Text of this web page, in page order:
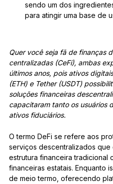
sendo um dos
para atingir uma base de
Quer você seja fã de finanças
centralizadas (CeFi), ambas
últimos anos, pois ativos
(ETH) e Tether (USDT)
soluções financeiras
capacitaram tanto os usuários
ativos fiduciários.
O termo DeFi se refere aos
serviços descentralizados
estrutura financeira tradicional
financeiras estatais. Enquanto
de meio termo, oferecendo